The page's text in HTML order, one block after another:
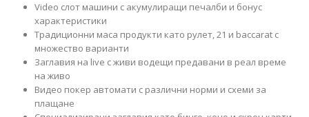
Video слот машини с акумулиращи печалби и бонус
характеристики
Традиционни маса продукти като рулет, 21 и baccarat с
множество варианти
Заглавия на live с живи водещи предавани в реал време
на живо
Видео покер автомати с различни норми и схеми за
плащане